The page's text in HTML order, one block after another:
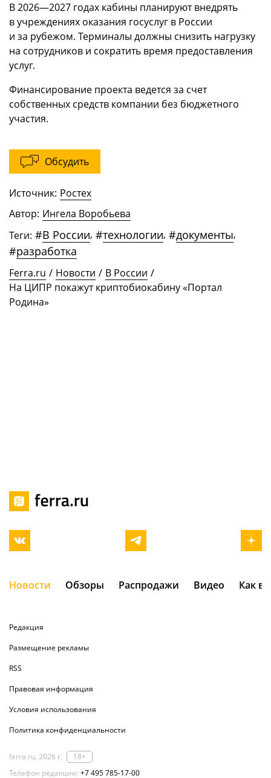
В 2026—2027 годах кабины планируют внедрять
в учреждениях оказания госуслуг в России
и за рубежом. Терминалы должны снизить нагрузку
на сотрудников и сократить время предоставления
услуг.
Финансирование проекта ведется за счет
собственных средств компании без бюджетного
участия.
Обсудить
Источник: Ростех
Автор: Ингела Воробьева
Теги: #В России, #технологии, #документы,
#разработка
Ferra.ru / Новости / В России /
На ЦИПР покажут криптобиокабину «Портал
Родина»
Новости Обзоры Распродажи Видео Как
Редакция
Размещение рекламы
RSS
Правовая информация
Условия использования
Политика конфиденциальности
ferra.ru, 2026 г.
18+
Телефон редакции: +7 495 785-17-00